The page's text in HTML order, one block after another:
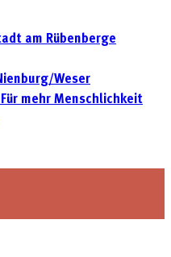
am Rübenberge
Weser
mehr Menschlichkeit